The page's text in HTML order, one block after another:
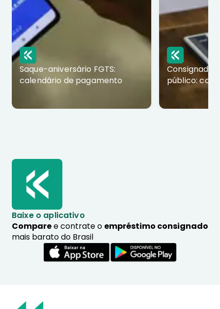
Saque-aniversário FGTS:
calendário de pagamento
Consignado
público:
Baixe o aplicativo
Comparee contrate o empréstimo consignado
mais barato do Brasil